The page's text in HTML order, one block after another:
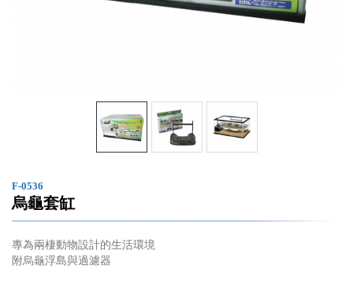
F-0536
烏龜套缸
專為兩棲動物設計的生活環境
附烏龜浮島與過濾器